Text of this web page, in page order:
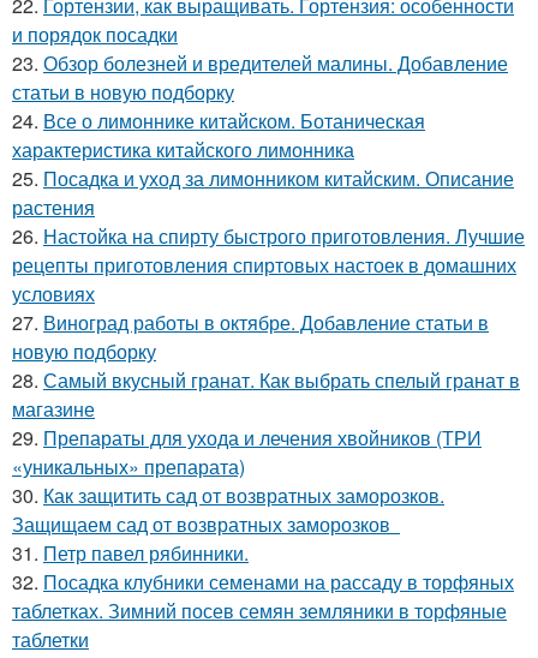
и порядок посадки
23. Обзор болезней и вредителей малины. Добавление
статьи в новую подборку
24. Все о лимоннике китайском. Ботаническая
характеристика китайского лимонника
25. Посадка и уход за лимонником китайским. Описание
растения
26. Настойка на спирту быстрого приготовления. Лучшие
рецепты приготовления спиртовых настоек в домашних
условиях
27. Виноград работы в октябре. Добавление статьи в
новую подборку
28. Самый вкусный гранат. Как выбрать спелый гранат в
магазине
29. Препараты для ухода и лечения хвойников (ТРИ
«уникальных» препарата)
30. Как защитить сад от возвратных заморозков.
Защищаем сад от возвратных заморозков
31. Петр павел рябинники.
32. Посадка клубники семенами на рассаду в торфяных
таблетках. Зимний посев семян земляники в торфяные
таблетки